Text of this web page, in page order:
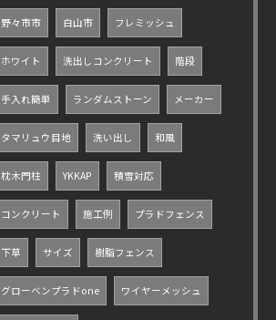
野々市市 白山市 フレミッシュ
ホワイト 洗出しコンクリート 階段
手入れ簡単 ランダムストーン メーカー
タマリュウ目地 洗い出し 和風
枕木門柱 YKKAP 積雪対応
コンクリート 施工例 プラドフェンス
下草 サイズ 樹脂フェンス
グローベンプラドone ワイヤーメッシュ